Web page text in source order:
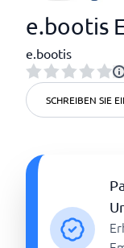
e.bootis
e.bootis
SCHREIBEN SIE